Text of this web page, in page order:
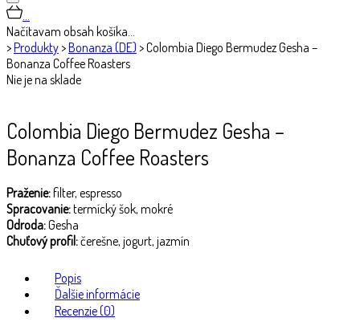
…
Načítavam obsah košíka…
>Produkty>Bonanza (DE) >Colombia Diego Bermudez Gesha –
Bonanza Coffee Roasters
Nie je na sklade
Colombia Diego Bermudez Gesha –
Bonanza Coffee Roasters
Praženie:filter, espresso
Spracovanie:termícký šok, mokré
Odroda:Gesha
Chuťový profil:čerešne, jogurt, jazmín
Popis
Ďalšie informácie
Recenzie (0)